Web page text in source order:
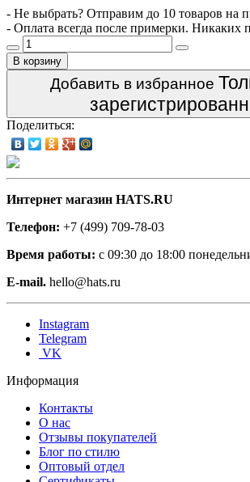
- Не выбрать? Отправим до 10 товаров на
- Оплата всегда после примерки. Никаких
В корзину
Добавить в избранное
Поделиться:
Интернет магазин HATS.RU
Телефон: +7 (499) 709-78-03
Время работы: с 09:30 до 18:00
E-mail. hello@hats.ru
Instagram
Telegram
VK
Информация
Контакты
О нас
Отзывы покупателей
Блог по стилю
Оптовый отдел